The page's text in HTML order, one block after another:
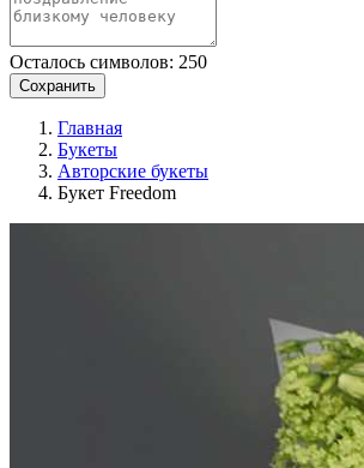
Осталось символов: 250
Сохранить
Главная
Букеты
Авторские букеты
Букет Freedom